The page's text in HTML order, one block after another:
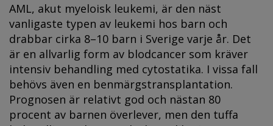
AML, akut myeloisk leukemi, är den näst
vanligaste typen av leukemi hos barn och
drabbar cirka 8–10 barn i Sverige varje år. Det
är en allvarlig form av blodcancer som kräver
intensiv behandling med cytostatika. I vissa fall
behövs även en benmärgstransplantation.
Prognosen är relativt god och nästan 80
procent av barnen överlever, men den tuffa